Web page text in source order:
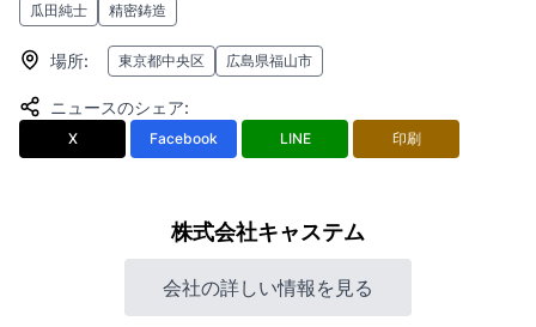
瓜田純士
精密鋳造
場所: 東京都中央区 広島県福山市
ニュースのシェア:
X Facebook LINE 印刷
株式会社キャステム
会社の詳しい情報を見る